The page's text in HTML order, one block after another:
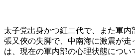
太子党出身かつ紅二代で、また軍内
張又俠の失脚で、中南海に激震が走
は、現在の軍内部の心理状態につい